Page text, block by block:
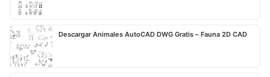
Descargar Animales AutoCAD DWG Gratis – Fauna 2D CAD